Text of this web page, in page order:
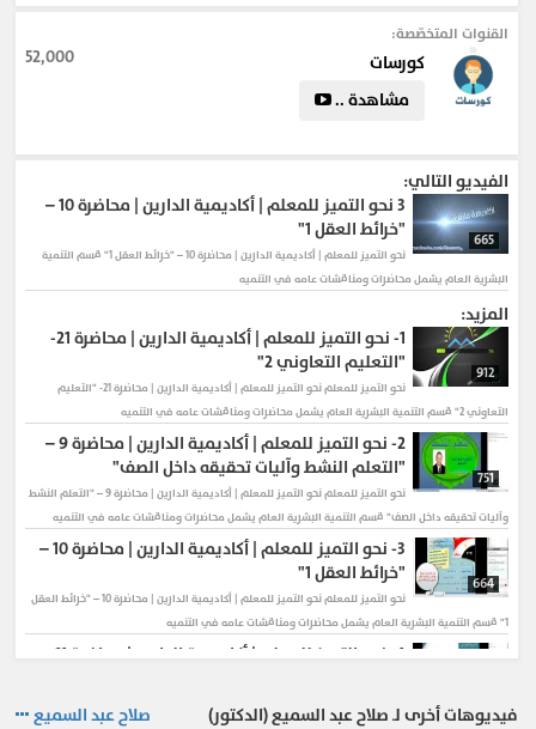
القنوات المتخصّصة:
52,000
كورسات
مشاهدة ..
الفيديو التالي:
665
3
نحو التميز للمعلم | أكاديمية الدارين | محاضرة 10 –
"خرائط العقل 1"
نحو التميز للمعلم | أكاديمية الدارين | محاضرة 10 – "خرائط العقل 1" قسم التنمية
البشرية العام يشمل محاضرات ومناقشات عامه في التنميه
المزيد:
912
1-
نحو التميز للمعلم | أكاديمية الدارين | محاضرة 21-
"التعليم التعاوني 2"
نحو التميز للمعلم
نحو التميز للمعلم | أكاديمية الدارين | محاضرة 21- "التعليم
التعاوني 2" قسم التنمية البشرية العام يشمل محاضرات ومناقشات عامه في التنميه
751
2-
نحو التميز للمعلم | أكاديمية الدارين | محاضرة 9 –
"التعلم النشط وآليات تحقيقه داخل الصف"
نحو التميز للمعلم
نحو التميز للمعلم | أكاديمية الدارين | محاضرة 9 – "التعلم النشط
وآليات تحقيقه داخل الصف" قسم التنمية البشرية العام يشمل محاضرات ومناقشات عامه في التنميه
664
3-
نحو التميز للمعلم | أكاديمية الدارين | محاضرة 10 –
"خرائط العقل 1"
نحو التميز للمعلم
نحو التميز للمعلم | أكاديمية الدارين | محاضرة 10 – "خرائط العقل
1" قسم التنمية البشرية العام يشمل محاضرات ومناقشات عامه في التنميه
4-
نحو التميز للمعلم
نحو التميز للمعلم | أكاديمية الدارين | محاضرة 11 – "خرائط العقل
فيديوهات أخرى لـ صلاح عبد السميع (الدكتور) صلاح عبد السميع